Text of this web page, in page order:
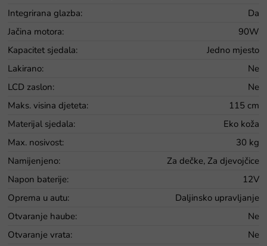
Integrirana glazba:
Da
Jačina motora:
90W
Kapacitet sjedala:
Jedno mjesto
Lakirano:
Ne
LCD zaslon:
Ne
Maks. visina djeteta:
115 cm
Materijal sjedala:
Eko koža
Max. nosivost:
30 kg
Namijenjeno:
Za dečke, Za djevojčice
Napon baterije:
12V
Oprema u autu:
Daljinsko upravljanje
Otvaranje haube:
Ne
Otvaranje vrata:
Ne